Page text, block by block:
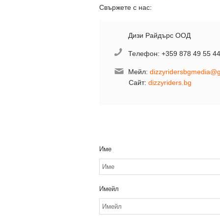
Свържете с нас:
Дизи Райдърс ООД
Телефон: +359 878 49 55 44
Мейл:
Сайт: dizzyriders.bg
Име
Имейл